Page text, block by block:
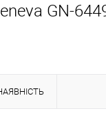
GN-